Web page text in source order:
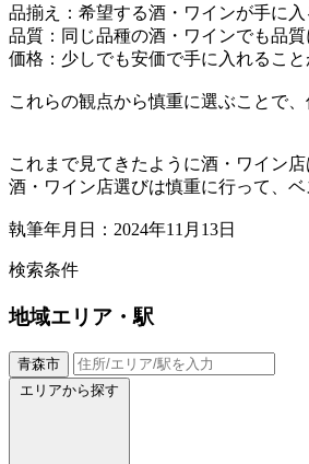
品揃え：希望する酒・ワインが手に
品質：同じ品種の酒・ワインでも品
価格：少しでも安価で手に入れるこ
これらの観点から慎重に選ぶことで
これまで見てきたように酒・ワイン
酒・ワイン店選びは慎重に行って、ベ
執筆年月日：2024年11月13日
検索条件
地域エリア・駅
青森市
エリアから探す